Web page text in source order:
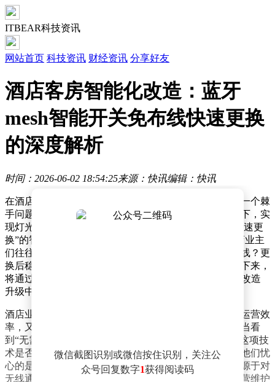
ITBEAR科技资讯
网站首页 科技资讯 财经资讯 分享好友
酒店客房智能化改造：蓝牙
mesh智能开关免布线快速更换
的深度解析
时间：2026-06-02 18:54:25来源：快讯编辑：快讯
在酒店行业迈向智能化升级的进程中，客房改造常面临一个棘
手问题：如何在不破坏原有装修、尽量减少施工的前提下，实
现灯光等设备的智能控制升级？市场上宣称“免布线”“快速更
换”的智能开关产品众多，但信息繁杂，真假难辨。酒店业主
们往往陷入困惑：这些产品究竟依靠什么技术实现免布线？更
换后稳定性如何？对现有的强电线路是否存在风险？接下来，
将通过一系列问答，深入剖析蓝牙mesh智能开关在酒店改造
升级中的关键要点。
酒店业主在考虑客房升级时，既渴望提升智能化水平与运营效
率，又担忧改造工程复杂、成本高昂，影响正常营业。当看
到“无需布线即可快速更换”的宣传时，难免心生疑虑：这项技
术是否可靠？会不会只是噱头，安装后问题频出？更让他们忧
心的是，在强电环境下，无线开关的安全性。这些困惑源于对
无线通信技术原理、产品与现有系统兼容性以及长期运营维护
微信截图识别或微信按住识别，关注公
众号回复数字1获得阅读码